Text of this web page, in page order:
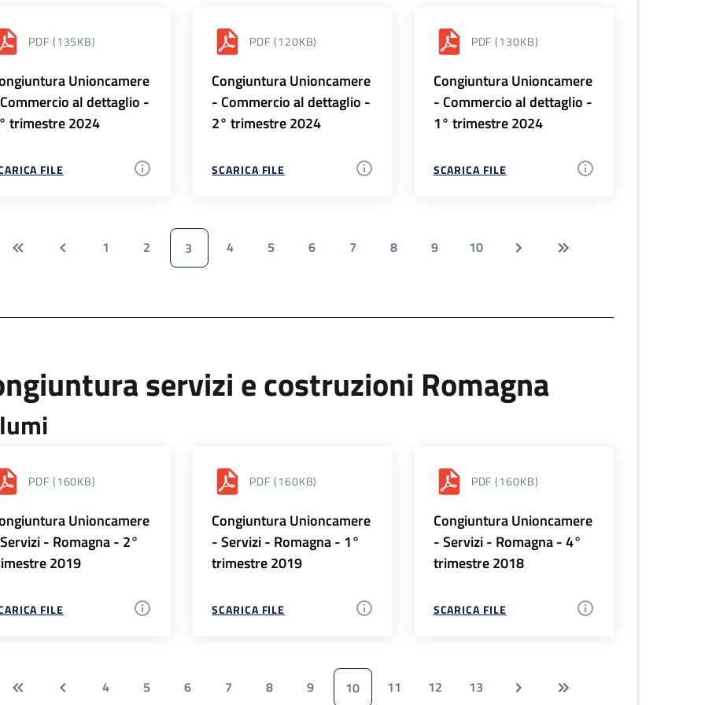
PDF (135KB)
Unioncamere
al dettaglio -
trimestre 2024
FILE
PDF (120KB)
Congiuntura Unioncamere
- Commercio al dettaglio -
2° trimestre 2024
SCARICA FILE
PDF (130KB)
Congiuntura Unioncamere
- Commercio al dettaglio -
1° trimestre 2024
SCARICA FILE
1 2 3 4 5 6 7 8 9 10
servizi e costruzioni Romagna
PDF (160KB)
Unioncamere
- Romagna - 2°
2019
FILE
PDF (160KB)
Congiuntura Unioncamere
- Servizi - Romagna - 1°
trimestre 2019
SCARICA FILE
PDF (160KB)
Congiuntura Unioncamere
- Servizi - Romagna - 4°
trimestre 2018
SCARICA FILE
4 5 6 7 8 9 10 11 12 13